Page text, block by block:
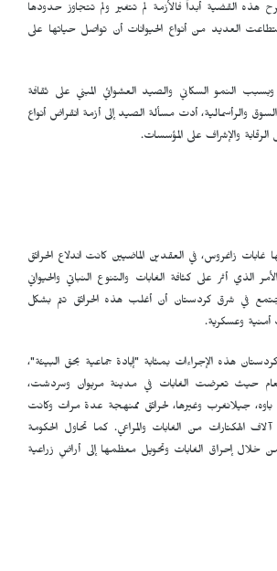
هذه القضية أبداً فالأزمة لم تتغير ولم تتجاوز حدودها
العديد من أنواع الحيوانات أن تواصل حياتها على
النمو السكاني والصيد العشوائي المبني على ثقافة
والرأسمالية، أدت مسألة الصيد إلى أزمة انقراض أنواع
الرقابة والإشراف على المؤسسات.
غابات زاغروس، في العقدين الماضيين كانت اندلاع الحرائق
الذي أثر على كثافة الغابات والتنوع النباتي والحيواني
في شرق كردستان أن أغلب هذه الحرائق تتم بشكل
وعسكرية.
هذه الإجراءات بمثابة "إبادة جماعية بحق البيئة"،
حيث تعرضت الغابات في مدينة مريوان وسردشت،
باوه، جیلانغرب وغيرها، لحرائق ممنهجة عدة مرات وكانت
الهكتارات من الغابات والمراعي. كما تحاول الحكومة
من خلال إحراق الغابات وتحويل معظمها إلى أراضٍ زراعية